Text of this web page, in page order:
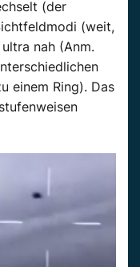
(der
(weit,
nah (Anm.
einem Ring). Das